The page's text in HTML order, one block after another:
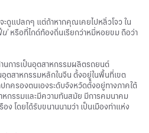
แปลกๆ แต่ถ้าหากคุณเคยไปหลิ่วโจว ใน
น’ หรือที่ไกด์ท้องถิ่นเรียกว่าหมี่หอยขม ถือว่า
นการเป็นอุตสาหกรรมผลิตรถยนต์
อุตสาหกรรมหลักในจีน ตั้งอยู่ในพื้นที่เขต
กครองตนเองระดับจังหวัดตั้งอยู่ทางภาคใต้
หกรรมและมีความทันสมัย มีการคมนาคม
ง โดยได้รับขนานนามว่า เป็นเมืองท่าแห่ง